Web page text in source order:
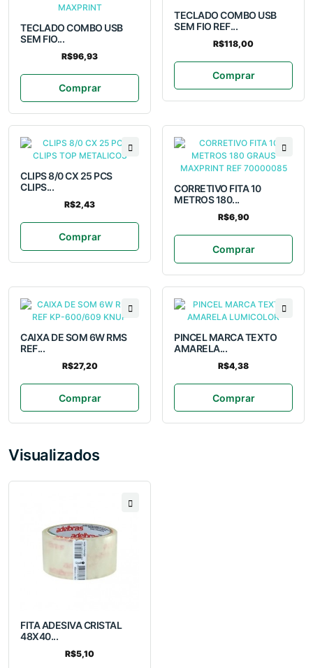
TECLADO COMBO USB
SEM FIO...
R$96,93
Comprar
TECLADO COMBO USB
SEM FIO REF...
R$118,00
Comprar
CLIPS 8/0 CX 25 PCS
CLIPS...
R$2,43
Comprar
CORRETIVO FITA 10
METROS 180...
R$6,90
Comprar
CAIXA DE SOM 6W RMS
REF...
R$27,20
Comprar
PINCEL MARCA TEXTO
AMARELA...
R$4,38
Comprar
Visualizados
FITA ADESIVA CRISTAL
48X40...
R$5,10